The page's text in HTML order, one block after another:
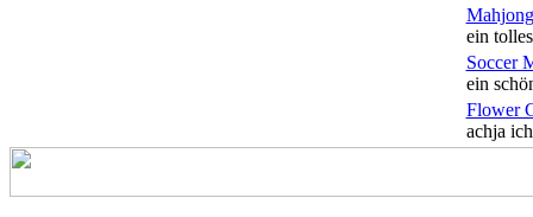
ein
Soccer
ein
Flower
achja